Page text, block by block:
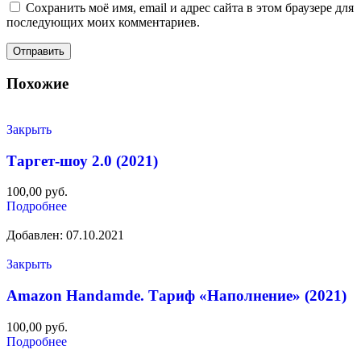
Сохранить моё имя, email и адрес сайта в этом браузере для
последующих моих комментариев.
Похожие
Закрыть
Таргет-шоу 2.0 (2021)
100,00 руб.
Подробнее
Добавлен: 07.10.2021
Закрыть
Amazon Handamde. Тариф «Наполнение» (2021)
100,00 руб.
Подробнее